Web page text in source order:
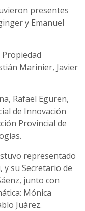
presentes
y Emanuel
Marinier, Javier
Rafael Eguren,
de Innovación
Provincial de
representado
su Secretario de
junto con
Mónica
Juárez.